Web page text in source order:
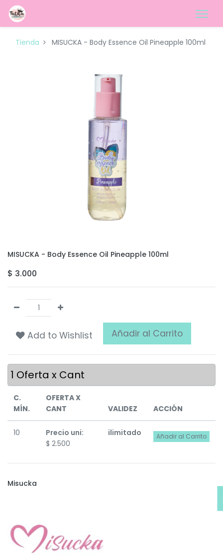
Tienda MISUCKA - Body Essence Oil Pineapple 100ml
MISUCKA - Body Essence Oil Pineapple 100ml
$ 3.000
Add to Wishlist Añadir al Carrito
1 Oferta x Cant
C.
MÍN.
OFERTA X
CANT
VALIDEZ ACCIÓN
10
Precio uni:
$ 2.500
ilimitado Añadir al Carrito
Misucka